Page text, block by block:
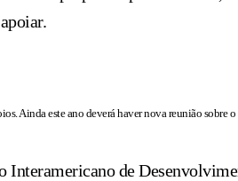
Ainda este ano deverá haver nova reunião sobre
Interamericano de